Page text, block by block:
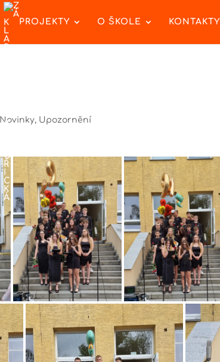
PROJEKTY O ŠKOLE KONTAKTY
Novinky, Upozornění